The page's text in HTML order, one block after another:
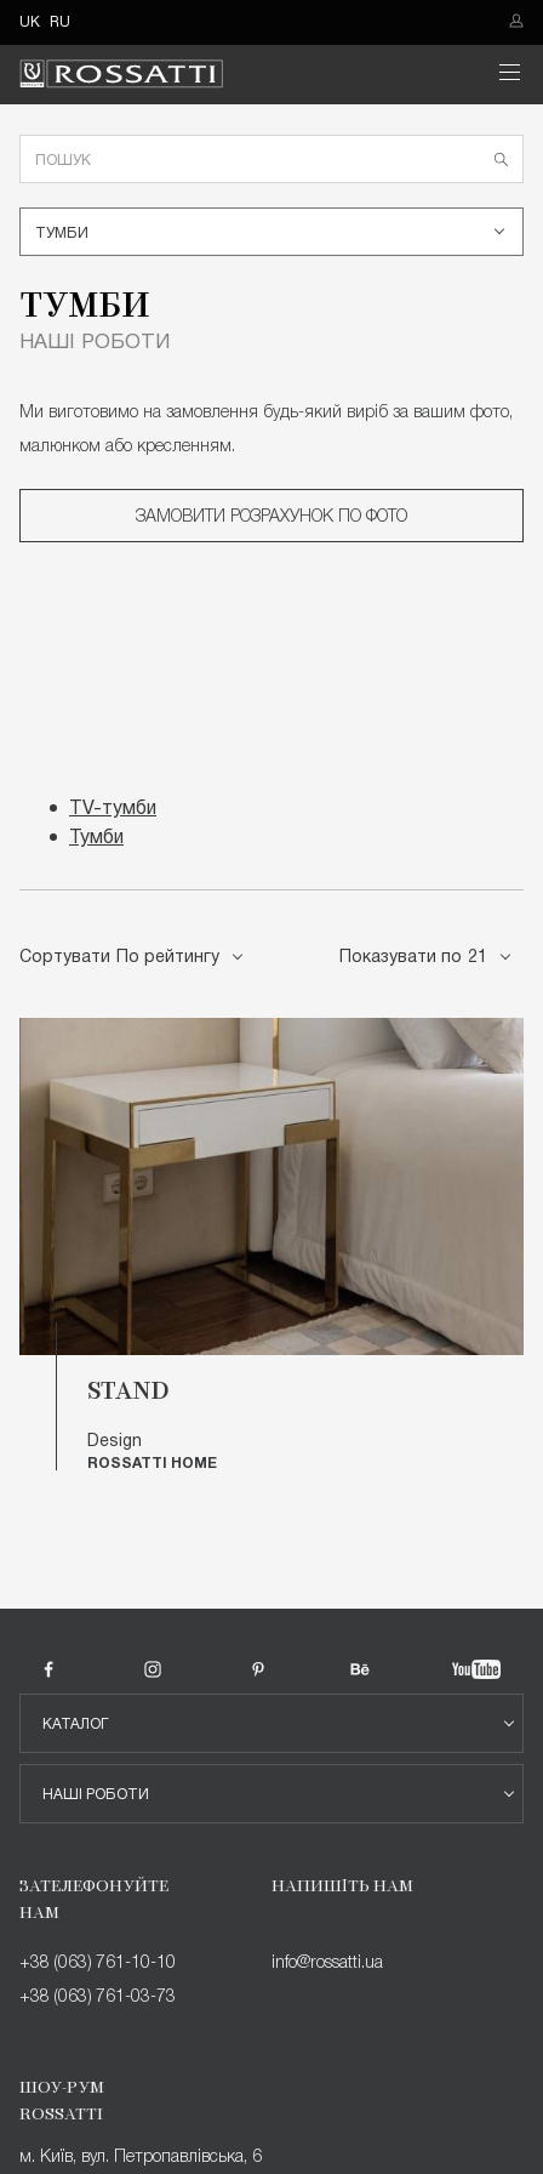
UK RU
ТУМБИ
ТУМБИ
НАШІ РОБОТИ
Ми виготовимо на замовлення будь-який виріб за вашим фото,
малюнком або кресленням.
ЗАМОВИТИ РОЗРАХУНОК ПО ФОТО
TV-тумби
Тумби
Сортувати По рейтингу Показувати по 21
STAND
Design
ROSSATTI HOME
КАТАЛОГ
НАШІ РОБОТИ
ЗАТЕЛЕФОНУЙТЕ
НАМ
+38 (063) 761-10-10
+38 (063) 761-03-73
НАПИШІТЬ НАМ
info@rossatti.ua
ШОУ-РУМ
ROSSATTI
м. Київ, вул. Петропавлівська, 6